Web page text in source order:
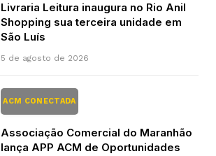
Livraria Leitura inaugura no Rio Anil
Shopping sua terceira unidade em
São Luís
5 de agosto de 2026
ACM CONECTADA
Associação Comercial do Maranhão
lança APP ACM de Oportunidades